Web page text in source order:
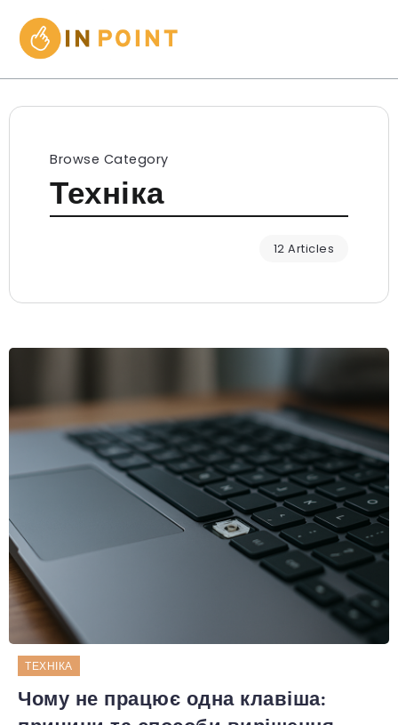
Browse Category
Техніка
12 Articles
ТЕХНІКА
Чому не працює одна клавіша: